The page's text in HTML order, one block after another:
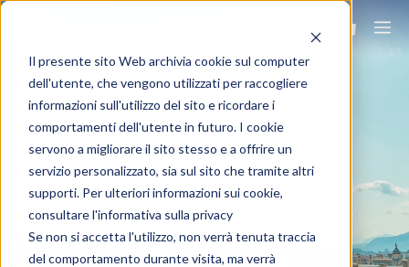
Il presente sito Web archivia cookie sul computer
dell'utente, che vengono utilizzati per raccogliere
informazioni sull'utilizzo del sito e ricordare i
comportamenti dell'utente in futuro. I cookie
servono a migliorare il sito stesso e a offrire un
servizio personalizzato, sia sul sito che tramite altri
supporti. Per ulteriori informazioni sui cookie,
consultare l'informativa sulla privacy
Se non si accetta l'utilizzo, non verrà tenuta traccia
del comportamento durante visita, ma verrà
PALERMO
Viaggia ovunque, viaggia Ovet.